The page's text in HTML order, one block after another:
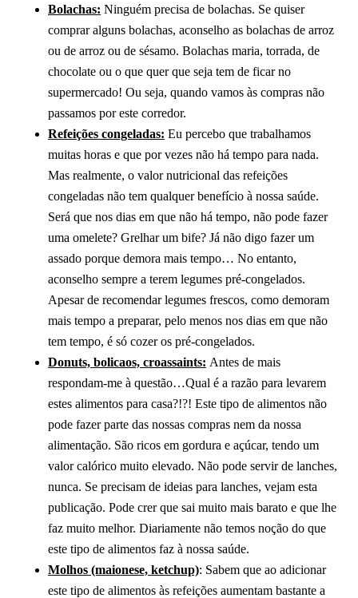
Bolachas: Ninguém precisa de bolachas. Se quiser
comprar alguns bolachas, aconselho as bolachas de arroz
ou de arroz ou de sésamo. Bolachas maria, torrada, de
chocolate ou o que quer que seja tem de ficar no
supermercado! Ou seja, quando vamos às compras não
passamos por este corredor.
Refeições congeladas: Eu percebo que trabalhamos
muitas horas e que por vezes não há tempo para nada.
Mas realmente, o valor nutricional das refeições
congeladas não tem qualquer benefício à nossa saúde.
Será que nos dias em que não há tempo, não pode fazer
uma omelete? Grelhar um bife? Já não digo fazer um
assado porque demora mais tempo… No entanto,
aconselho sempre a terem legumes pré-congelados.
Apesar de recomendar legumes frescos, como demoram
mais tempo a preparar, pelo menos nos dias em que não
tem tempo, é só cozer os pré-congelados.
Donuts, bolicaos, croassaints: Antes de mais
respondam-me à questão…Qual é a razão para levarem
estes alimentos para casa?!?! Este tipo de alimentos não
pode fazer parte das nossas compras nem da nossa
alimentação. São ricos em gordura e açúcar, tendo um
valor calórico muito elevado. Não pode servir de lanches,
nunca. Se precisam de ideias para lanches, vejam esta
publicação. Pode crer que sai muito mais barato e que lhe
faz muito melhor. Diariamente não temos noção do que
este tipo de alimentos faz à nossa saúde.
Molhos (maionese, ketchup): Sabem que ao adicionar
este tipo de alimentos às refeições aumentam bastante a